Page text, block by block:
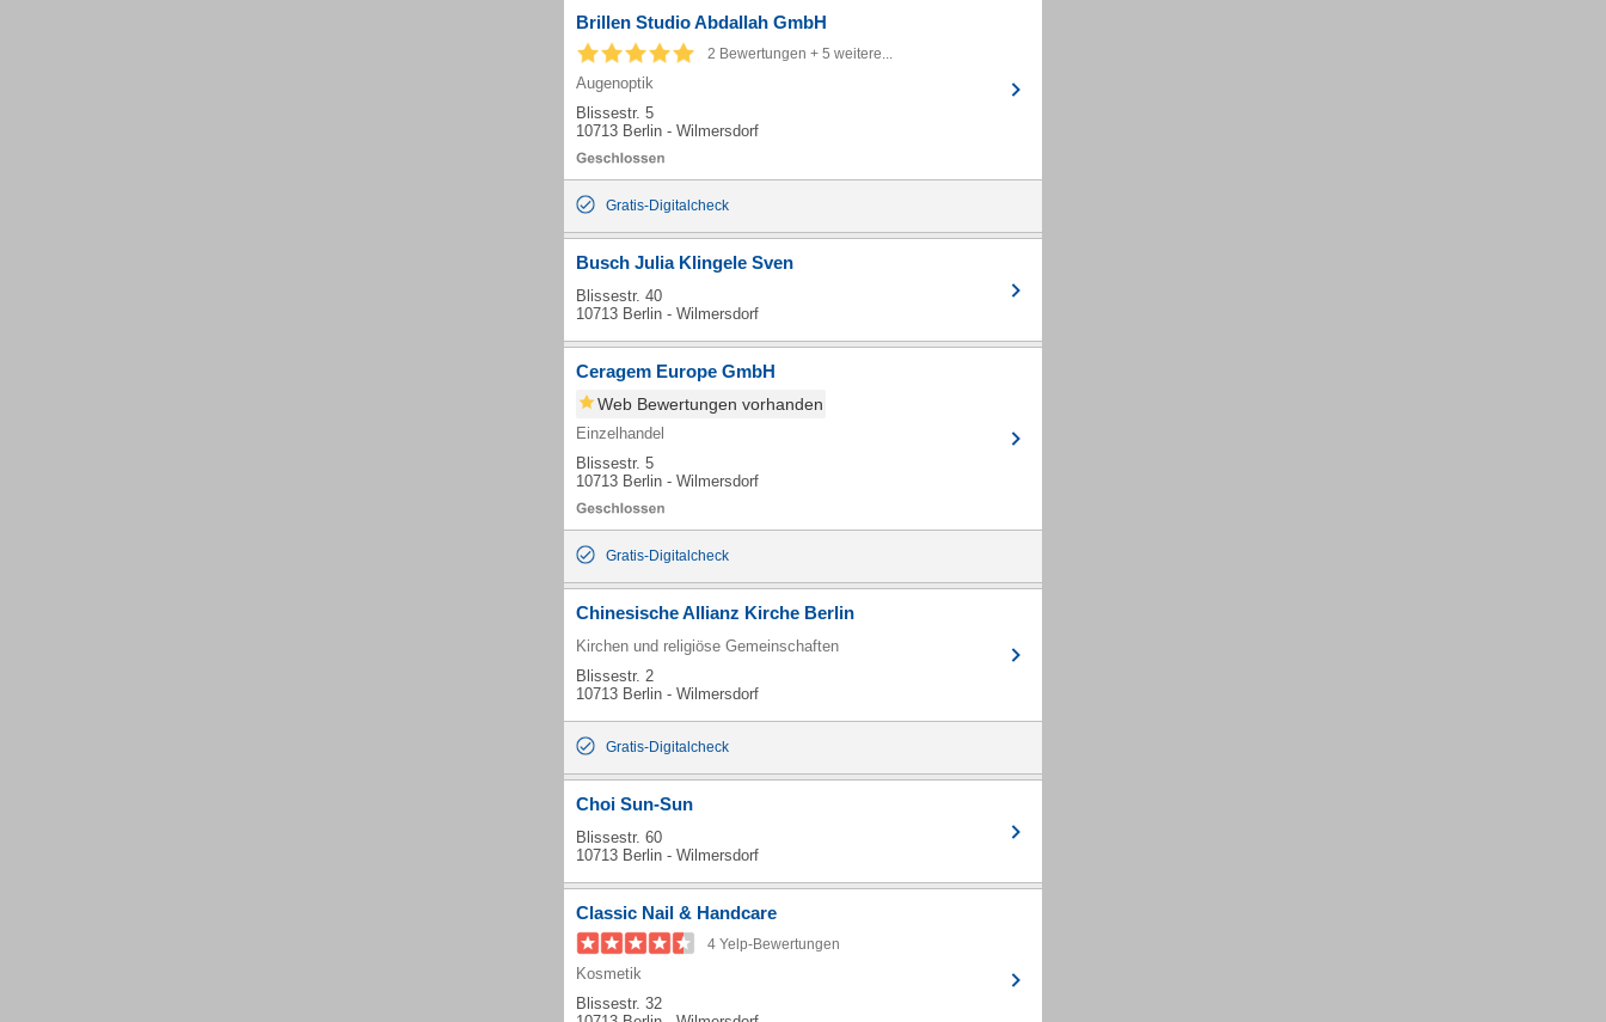
Brillen Studio Abdallah GmbH
2 Bewertungen + 5 weitere...
Augenoptik
Blissestr. 5
10713 Berlin - Wilmersdorf
Gratis-Digitalcheck
Busch Julia Klingele Sven
Blissestr. 40
10713 Berlin - Wilmersdorf
Ceragem Europe GmbH
Web Bewertungen vorhanden
Einzelhandel
Blissestr. 5
10713 Berlin - Wilmersdorf
Gratis-Digitalcheck
Chinesische Allianz Kirche Berlin
Kirchen und religiöse Gemeinschaften
Blissestr. 2
10713 Berlin - Wilmersdorf
Gratis-Digitalcheck
Choi Sun-Sun
Blissestr. 60
10713 Berlin - Wilmersdorf
Classic Nail & Handcare
4 Yelp-Bewertungen
Kosmetik
Blissestr. 32